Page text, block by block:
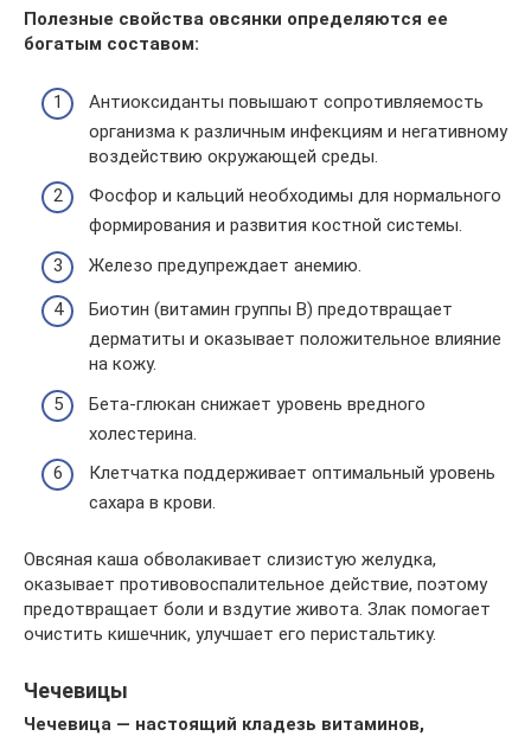
Полезные свойства овсянки определяются ее
богатым составом:
Антиоксиданты повышают сопротивляемость
организма к различным инфекциям и негативному
воздействию окружающей среды.
Фосфор и кальций необходимы для нормального
формирования и развития костной системы.
Железо предупреждает анемию.
Биотин (витамин группы В) предотвращает
дерматиты и оказывает положительное влияние
на кожу.
Бета-глюкан снижает уровень вредного
холестерина.
Клетчатка поддерживает оптимальный уровень
сахара в крови.
Овсяная каша обволакивает слизистую желудка,
оказывает противовоспалительное действие, поэтому
предотвращает боли и вздутие живота. Злак помогает
очистить кишечник, улучшает его перистальтику.
Чечевицы
Чечевица — настоящий кладезь витаминов,